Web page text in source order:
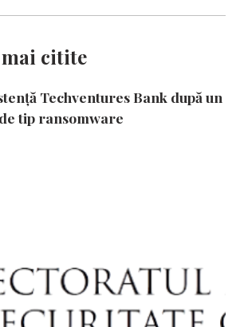
mai citite
Techventures Bank după un
tip ransomware